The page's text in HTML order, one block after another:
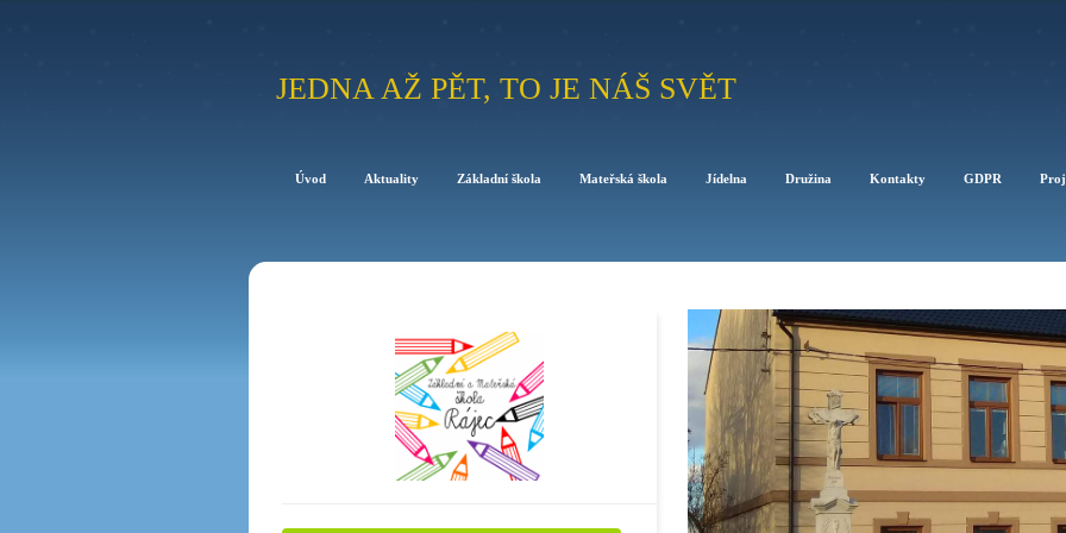
JEDNA AŽ PĚT, TO JE NÁŠ SVĚT
Úvod Aktuality Základní škola Mateřská škola Jídelna Družina Kontakty GDPR